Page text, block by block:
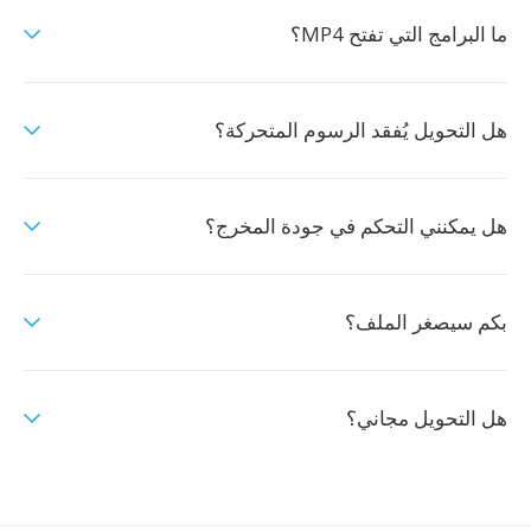
ما البرامج التي تفتح MP4؟
هل التحويل يُفقد الرسوم المتحركة؟
هل يمكنني التحكم في جودة المخرج؟
بكم سيصغر الملف؟
هل التحويل مجاني؟